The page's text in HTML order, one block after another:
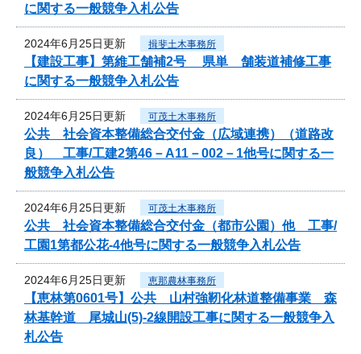
に関する一般競争入札公告
2024年6月25日更新 揖斐土木事務所
【建設工事】第維工舗補2号 県単 舗装道補修工事
に関する一般競争入札公告
2024年6月25日更新 可茂土木事務所
公共 社会資本整備総合交付金（広域連携）（道路改
良） 工事/工建2第46－A11－002－1他号に関する一
般競争入札公告
2024年6月25日更新 可茂土木事務所
公共 社会資本整備総合交付金（都市公園）他 工事/
工園1第都公花-4他号に関する一般競争入札公告
2024年6月25日更新 恵那農林事務所
【恵林第0601号】公共 山村強靭化林道整備事業 森
林基幹道 尾城山(5)-2線開設工事に関する一般競争入
札公告